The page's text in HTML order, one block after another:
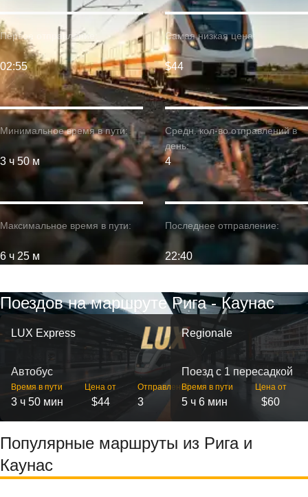
Минимальное время в пути:
3 ч 50 м
Первое отправление:
02:55
Максимальное время в пути:
6 ч 25 м
Самая низкая цена:
$44
Средн. кол-во отправлений в
день:
4
Последнее отправление:
22:40
Поездов на маршруте Рига - Каунас
LUX Express
Автобус
Время в пути
3 ч 50 мин
Цена от
$44
Отправлений
3
Regionale
Поезд с 1 пересадкой
Время в пути
5 ч 6 мин
Цена от
$60
Популярные маршруты из Рига и
Каунас